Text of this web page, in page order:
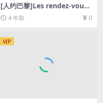
[人约巴黎]Les rendez-vous
de Paris (1995)[百度网盘+迅
雷云盘资源1080P超清][MP4/
4 年前 0
VIP